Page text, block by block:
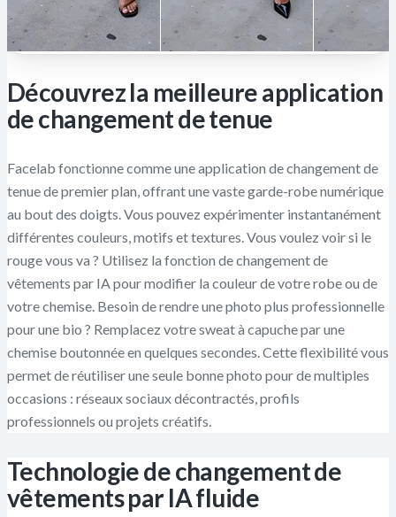
Découvrez la meilleure application
de changement de tenue
Facelab fonctionne comme une application de changement de
tenue de premier plan, offrant une vaste garde-robe numérique
au bout des doigts. Vous pouvez expérimenter instantanément
différentes couleurs, motifs et textures. Vous voulez voir si le
rouge vous va ? Utilisez la fonction de changement de
vêtements par IA pour modifier la couleur de votre robe ou de
votre chemise. Besoin de rendre une photo plus professionnelle
pour une bio ? Remplacez votre sweat à capuche par une
chemise boutonnée en quelques secondes. Cette flexibilité vous
permet de réutiliser une seule bonne photo pour de multiples
occasions : réseaux sociaux décontractés, profils
professionnels ou projets créatifs.
Technologie de changement de
vêtements par IA fluide